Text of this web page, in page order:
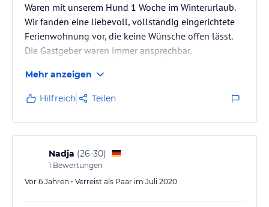
Waren mit unserem Hund 1 Woche im Winterurlaub.
Wir fanden eine liebevoll, vollständig eingerichtete
Ferienwohnung vor, die keine Wünsche offen lässt.
Die Gastgeber waren immer ansprechbar.
Vielen Dank.
Mehr anzeigen
Hilfreich Teilen
Nadja (26-30)
1 Bewertungen
Vor 6 Jahren • Verreist als Paar im Juli 2020